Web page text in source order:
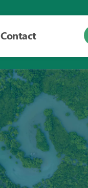
Contact